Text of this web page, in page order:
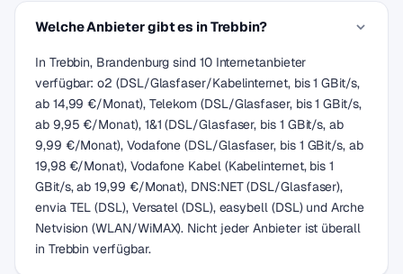
Welche Anbieter gibt es in Trebbin?
In Trebbin, Brandenburg sind 10 Internetanbieter
verfügbar: o2 (DSL/Glasfaser/Kabelinternet, bis 1 GBit/s,
ab 14,99 €/Monat), Telekom (DSL/Glasfaser, bis 1 GBit/s,
ab 9,95 €/Monat), 1&1 (DSL/Glasfaser, bis 1 GBit/s, ab
9,99 €/Monat), Vodafone (DSL/Glasfaser, bis 1 GBit/s, ab
19,98 €/Monat), Vodafone Kabel (Kabelinternet, bis 1
GBit/s, ab 19,99 €/Monat), DNS:NET (DSL/Glasfaser),
envia TEL (DSL), Versatel (DSL), easybell (DSL) und Arche
Netvision (WLAN/WiMAX). Nicht jeder Anbieter ist überall
in Trebbin verfügbar.